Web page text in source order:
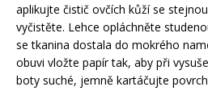
aplikujte čistič ovčích kůží se
vyčistěte. Lehce opláchněte
se tkanina dostala do mokrého
obuvi vložte papír tak, aby při
boty suché, jemně kartáčujte